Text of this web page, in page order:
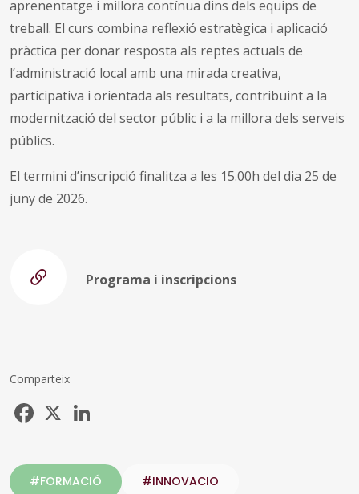
aprenentatge i millora contínua dins dels equips de
treball. El curs combina reflexió estratègica i aplicació
pràctica per donar resposta als reptes actuals de
l’administració local amb una mirada creativa,
participativa i orientada als resultats, contribuint a la
modernització del sector públic i a la millora dels serveis
públics.
El termini d’inscripció finalitza a les 15.00h del dia 25 de
juny de 2026.
Programa i inscripcions
Comparteix
Facebook
#FORMACIÓ #INNOVACIO